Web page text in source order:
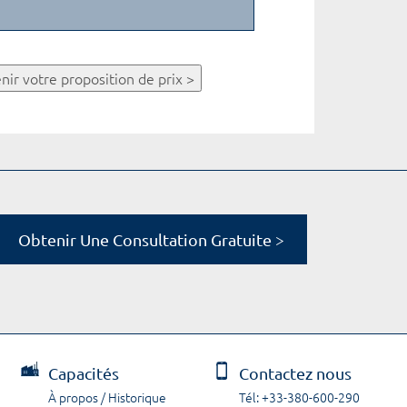
votre proposition de prix >
Obtenir Une Consultation Gratuite >
Capacités
À propos / Historique
Contactez nous
Tél: +33-380-600-290